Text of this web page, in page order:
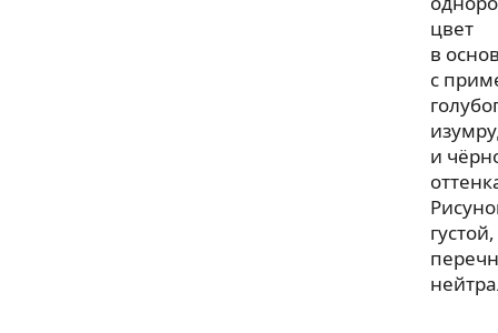
цвет
в
с
и
густой,